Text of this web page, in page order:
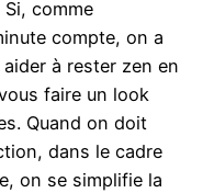
comme
compte, on a
à rester zen en
faire un look
Quand on doit
dans le cadre
on se simplifie la